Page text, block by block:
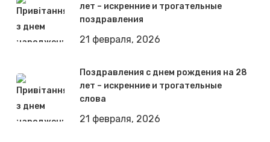
лет – искренние и трогательные
поздравления
21 февраля, 2026
Поздравления с днем рождения на 28
лет – искренние и трогательные
слова
21 февраля, 2026